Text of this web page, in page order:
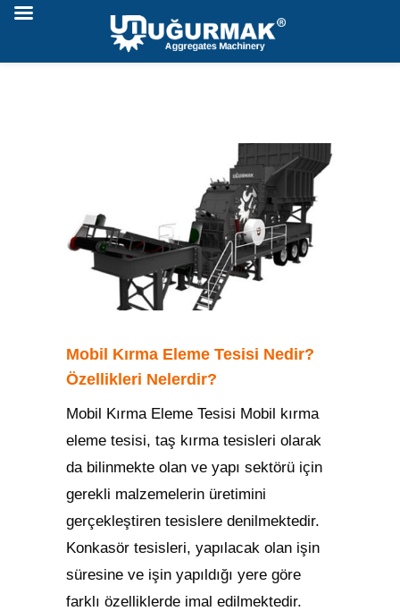
Mobil Kırma Eleme Tesisi Nedir?
Özellikleri Nelerdir?
Mobil Kırma Eleme Tesisi Mobil kırma
eleme tesisi, taş kırma tesisleri olarak
da bilinmekte olan ve yapı sektörü için
gerekli malzemelerin üretimini
gerçekleştiren tesislere denilmektedir.
Konkasör tesisleri, yapılacak olan işin
süresine ve işin yapıldığı yere göre
farklı özelliklerde imal edilmektedir.